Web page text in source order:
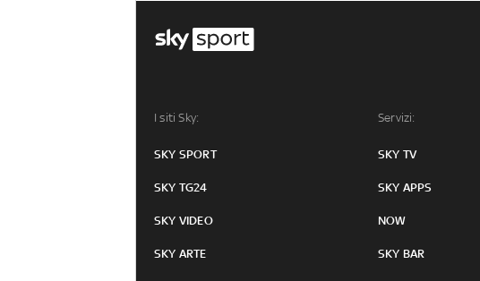
I siti Sky:
SKY SPORT
SKY TG24
SKY VIDEO
SKY ARTE
Servizi:
SKY TV
SKY APPS
NOW
SKY BAR